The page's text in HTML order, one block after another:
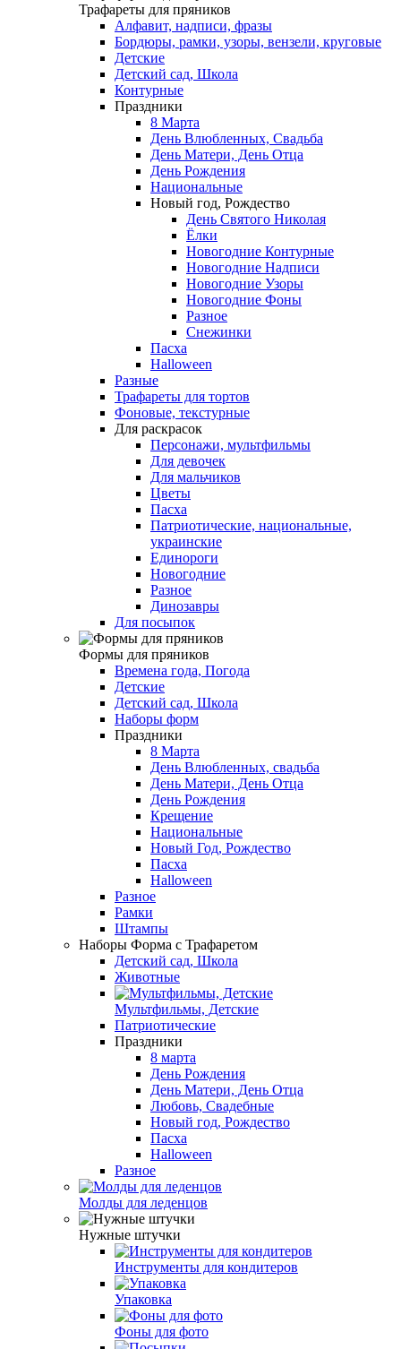
Трафареты для пряников
Алфавит, надписи, фразы
Бордюры, рамки, узоры, вензели, круговые
Детские
Детский сад, Школа
Контурные
Праздники
8 Марта
День Влюбленных, Свадьба
День Матери, День Отца
День Рождения
Национальные
Новый год, Рождество
День Святого Николая
Ёлки
Новогодние Контурные
Новогодние Надписи
Новогодние Узоры
Новогодние Фоны
Разное
Снежинки
Пасха
Halloween
Разные
Трафареты для тортов
Фоновые, текстурные
Для раскрасок
Персонажи, мультфильмы
Для девочек
Для мальчиков
Цветы
Пасха
Патриотические, национальные,
украинские
Единороги
Новогодние
Разное
Динозавры
Для посыпок
Формы для пряников
Времена года, Погода
Детские
Детский сад, Школа
Наборы форм
Праздники
8 Марта
День Влюбленных, свадьба
День Матери, День Отца
День Рождения
Крещение
Национальные
Новый Год, Рождество
Пасха
Halloween
Разное
Рамки
Штампы
Наборы Форма с Трафаретом
Детский сад, Школа
Животные
Мультфильмы, Детские
Патриотические
Праздники
8 марта
День Рождения
День Матери, День Отца
Любовь, Свадебные
Новый год, Рождество
Пасха
Halloween
Разное
Молды для леденцов
Нужные штучки
Инструменты для кондитеров
Упаковка
Фоны для фото